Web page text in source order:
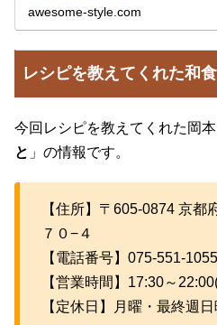
awesome-style.com
レシピを教えてくれた和
今回レシピを教えてくれた岡
と 」の情報です。
【住所】〒605-0874 京都
７０−４
【電話番号】075-551-1055
【営業時間】17:30～
【定休日】月曜・最終週日